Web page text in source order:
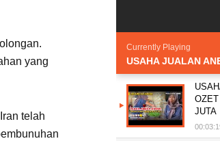
yang
telah
Currently Playing
JUTA